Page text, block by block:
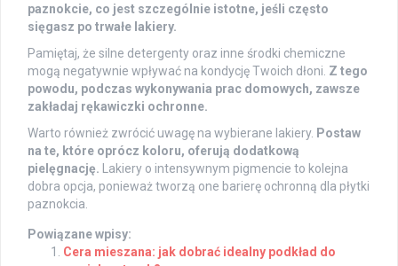
paznokcie, co jest szczególnie istotne, jeśli często
sięgasz po trwałe lakiery.
Pamiętaj, że silne detergenty oraz inne środki chemiczne
mogą negatywnie wpływać na kondycję Twoich dłoni. Z tego
powodu, podczas wykonywania prac domowych, zawsze
zakładaj rękawiczki ochronne.
Warto również zwrócić uwagę na wybierane lakiery. Postaw
na te, które oprócz koloru, oferują dodatkową
pielęgnację. Lakiery o intensywnym pigmencie to kolejna
dobra opcja, ponieważ tworzą one barierę ochronną dla płytki
paznokcia.
Powiązane wpisy:
Cera mieszana: jak dobrać idealny podkład do